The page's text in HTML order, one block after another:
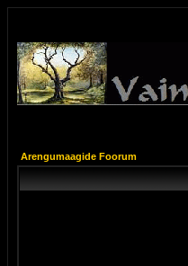
Arengumaagide Foorum